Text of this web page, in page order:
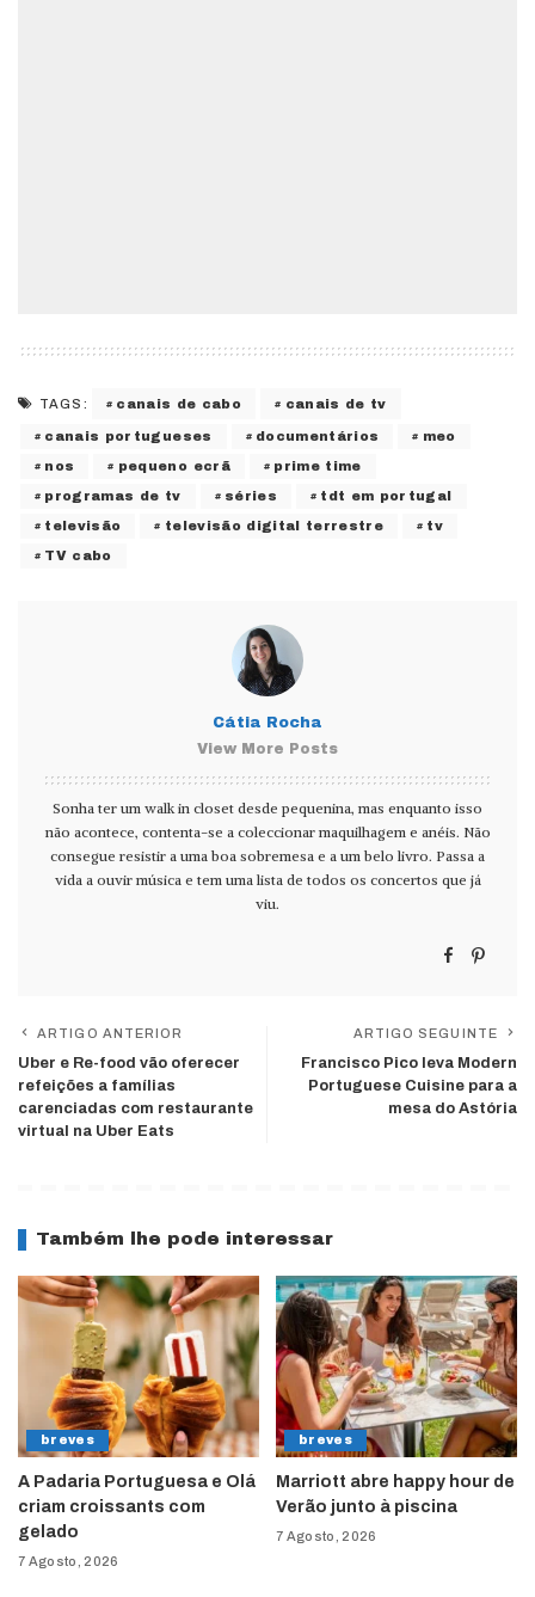
TAGS: canais de cabo canais de tv
canais portugueses documentários meo
nos pequeno ecrã prime time
programas de tv séries tdt em portugal
televisão televisão digital terrestre tv
TV cabo
Cátia Rocha
View More Posts
Sonha ter um walk in closet desde pequenina, mas enquanto isso
não acontece, contenta-se a coleccionar maquilhagem e anéis. Não
consegue resistir a uma boa sobremesa e a um belo livro. Passa a
vida a ouvir música e tem uma lista de todos os concertos que já
viu.
ARTIGO ANTERIOR
Uber e Re-food vão oferecer
refeições a famílias
carenciadas com restaurante
virtual na Uber Eats
ARTIGO SEGUINTE
Francisco Pico leva Modern
Portuguese Cuisine para a
mesa do Astória
Também lhe pode interessar
breves
A Padaria Portuguesa e Olá
criam croissants com
gelado
7 Agosto, 2026
breves
Marriott abre happy hour de
Verão junto à piscina
7 Agosto, 2026